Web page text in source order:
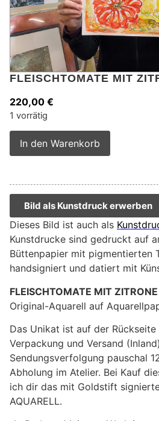
FLEISCHTOMATE MIT
220,00 €
1 vorrätig
In den Warenkorb
Bild als Kunstdruck erwerben
Dieses Bild ist auch als
Kunstdrucke sind gedruckt auf
Büttenpapier mit pigmentierten
handsigniert und datiert mit
FLEISCHTOMATE MIT ZITRONE
Original-Aquarell auf
Das Unikat ist auf der
Verpackung und Versand
Sendungsverfolgung pauschal
Abholung im Atelier. Bei Kauf
ich dir das mit Goldstift
AQUARELL.